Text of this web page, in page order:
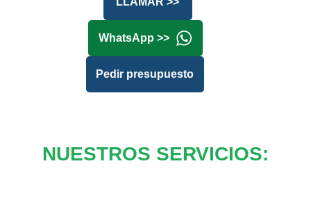
WhatsApp >>
Pedir presupuesto
NUESTROS SERVICIOS: